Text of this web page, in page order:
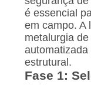
é essencial
em campo. A
metalurgia
estrutural.
Fase 1: